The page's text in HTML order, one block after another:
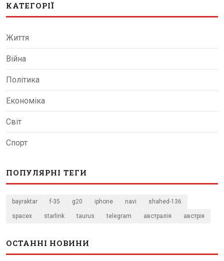
КАТЕГОРІЇ
Життя
Війна
Політика
Економіка
Світ
Спорт
ПОПУЛЯРНІ ТЕГИ
bayraktar f-35 g20 iphone navi shahed-136
spacex starlink taurus telegram австралія австрія
ОСТАННІ НОВИНИ